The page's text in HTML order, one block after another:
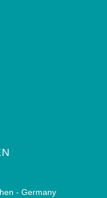
- Germany